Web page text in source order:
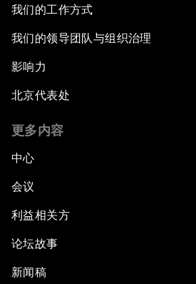
我们的工作方式
我们的领导团队与组织治理
影响力
北京代表处
更多内容
中心
会议
利益相关方
论坛故事
新闻稿